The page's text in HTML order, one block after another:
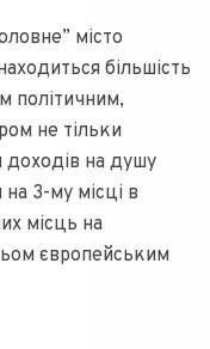
місто
більшість
політичним,
не тільки
доходів на душу
3-му місці в
місць на
європейським